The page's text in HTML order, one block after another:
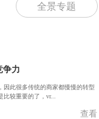
全景专题
争力
因此很多传统的商家都慢慢的转型
较重要的了，vr...
查看